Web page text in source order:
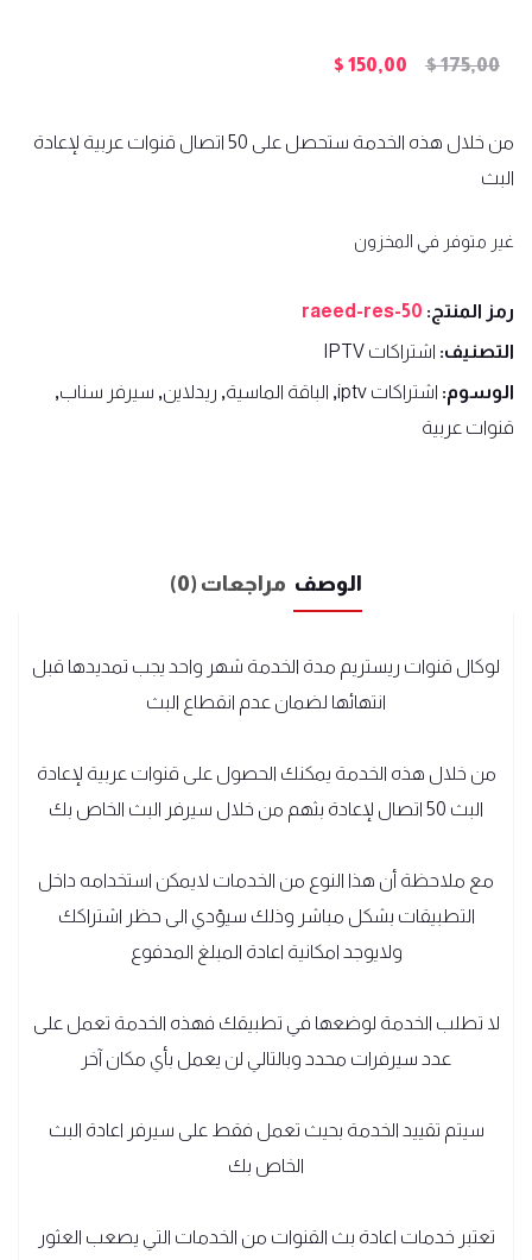
$175,00
السعر
هو:
$ 150,00
هو:
من خلال هذه الخدمة ستحصل على 50 اتصال قنوات عربية لإعادة
البث
غير متوفر في المخزون
رمز المنتج: raeed-res-50
التصنيف: اشتراكات IPTV
الوسوم: اشتراكات iptv , الباقة الماسية, ريدلاين, سيرفر سناب,
قنوات عربية
الوصف مراجعات (0)
لوكال قنوات ريستريم مدة الخدمة شهر واحد يجب تمديدها قبل
انتهائها لضمان عدم انقطاع البث
من خلال هذه الخدمة يمكنك الحصول على قنوات عربية لإعادة
البث 50 اتصال لإعادة بثهم من خلال سيرفر البث الخاص بك
مع ملاحظة أن هذا النوع من الخدمات لايمكن استخدامه داخل
التطبيقات بشكل مباشر وذلك سيؤدي الى حظر اشتراكك
ولايوجد امكانية اعادة المبلغ المدفوع
لا تطلب الخدمة لوضعها في تطبيقك فهذه الخدمة تعمل على
عدد سيرفرات محدد وبالتالي لن يعمل بأي مكان آخر
سيتم تقييد الخدمة بحيث تعمل فقط على سيرفر اعادة البث
الخاص بك
تعتبر خدمات اعادة بث القنوات من الخدمات التي يصعب العثور